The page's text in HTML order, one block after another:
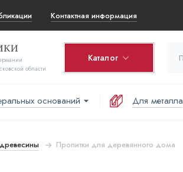
Контактная информация
области
Каталог
оснований Для металла
Пропитки для деревянного дома